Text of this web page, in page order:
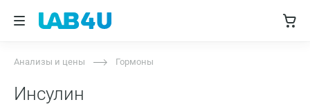
Анализы и цены Гормоны
Инсулин